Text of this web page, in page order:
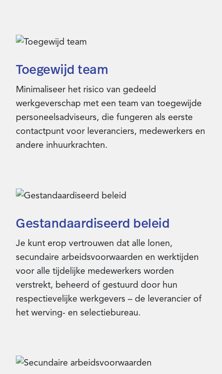
Toegewijd team
Minimaliseer het risico van gedeeld
werkgeverschap met een team van toegewijde
personeelsadviseurs, die fungeren als eerste
contactpunt voor leveranciers, medewerkers en
andere inhuurkrachten.
Gestandaardiseerd beleid
Je kunt erop vertrouwen dat alle lonen,
secundaire arbeidsvoorwaarden en werktijden
voor alle tijdelijke medewerkers worden
verstrekt, beheerd of gestuurd door hun
respectievelijke werkgevers – de leverancier of
het werving- en selectiebureau.